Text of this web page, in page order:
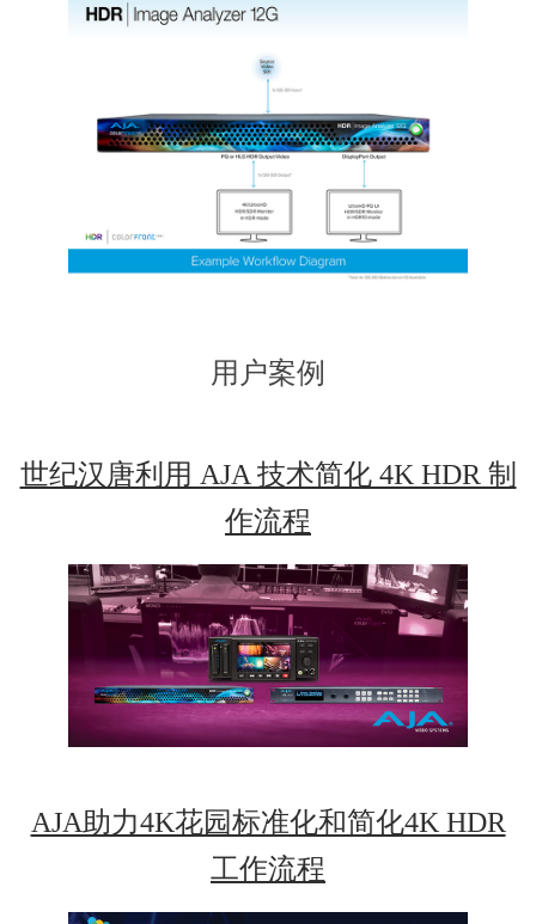
用户案例
世纪汉唐利用 AJA 技术简化 4K HDR 制
作流程
AJA助力4K花园标准化和简化4K HDR
工作流程